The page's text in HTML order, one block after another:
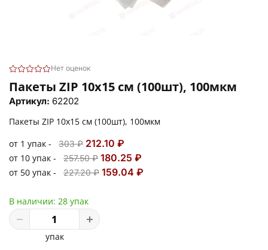
Нет оценок
Пакеты ZIP 10х15 см (100шт), 100мкм
Артикул: 62202
Пакеты ZIP 10х15 см (100шт), 100мкм
от 1 упак -
303 ₽ 212.10 ₽
от 10 упак - 257.50 ₽ 180.25 ₽
от 50 упак - 227.20 ₽ 159.04 ₽
В наличии: 28 упак
упак